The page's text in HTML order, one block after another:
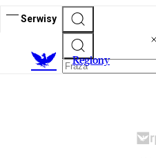
Serwisy
Regiony